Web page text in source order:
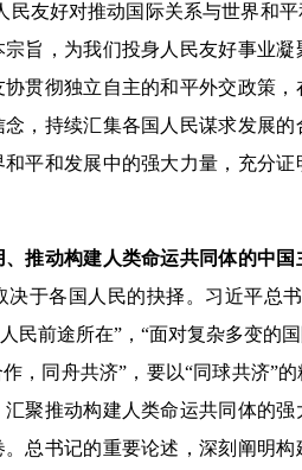
民友好对推动国际关系与世界和
旨，为我们投身人民友好事业
贯彻独立自主的和平外交政策
，持续汇集各国人民谋求发展
平和发展中的强大力量，充分
推动构建人类命运共同体的中国
于各国人民的抉择。习近平总
民前途所在”，“面对复杂多变的
，同舟共济”，要以“同球共济”
聚推动构建人类命运共同体的
总书记的重要论述，深刻阐明